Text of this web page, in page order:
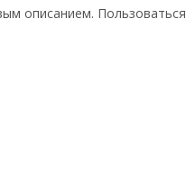
описанием.